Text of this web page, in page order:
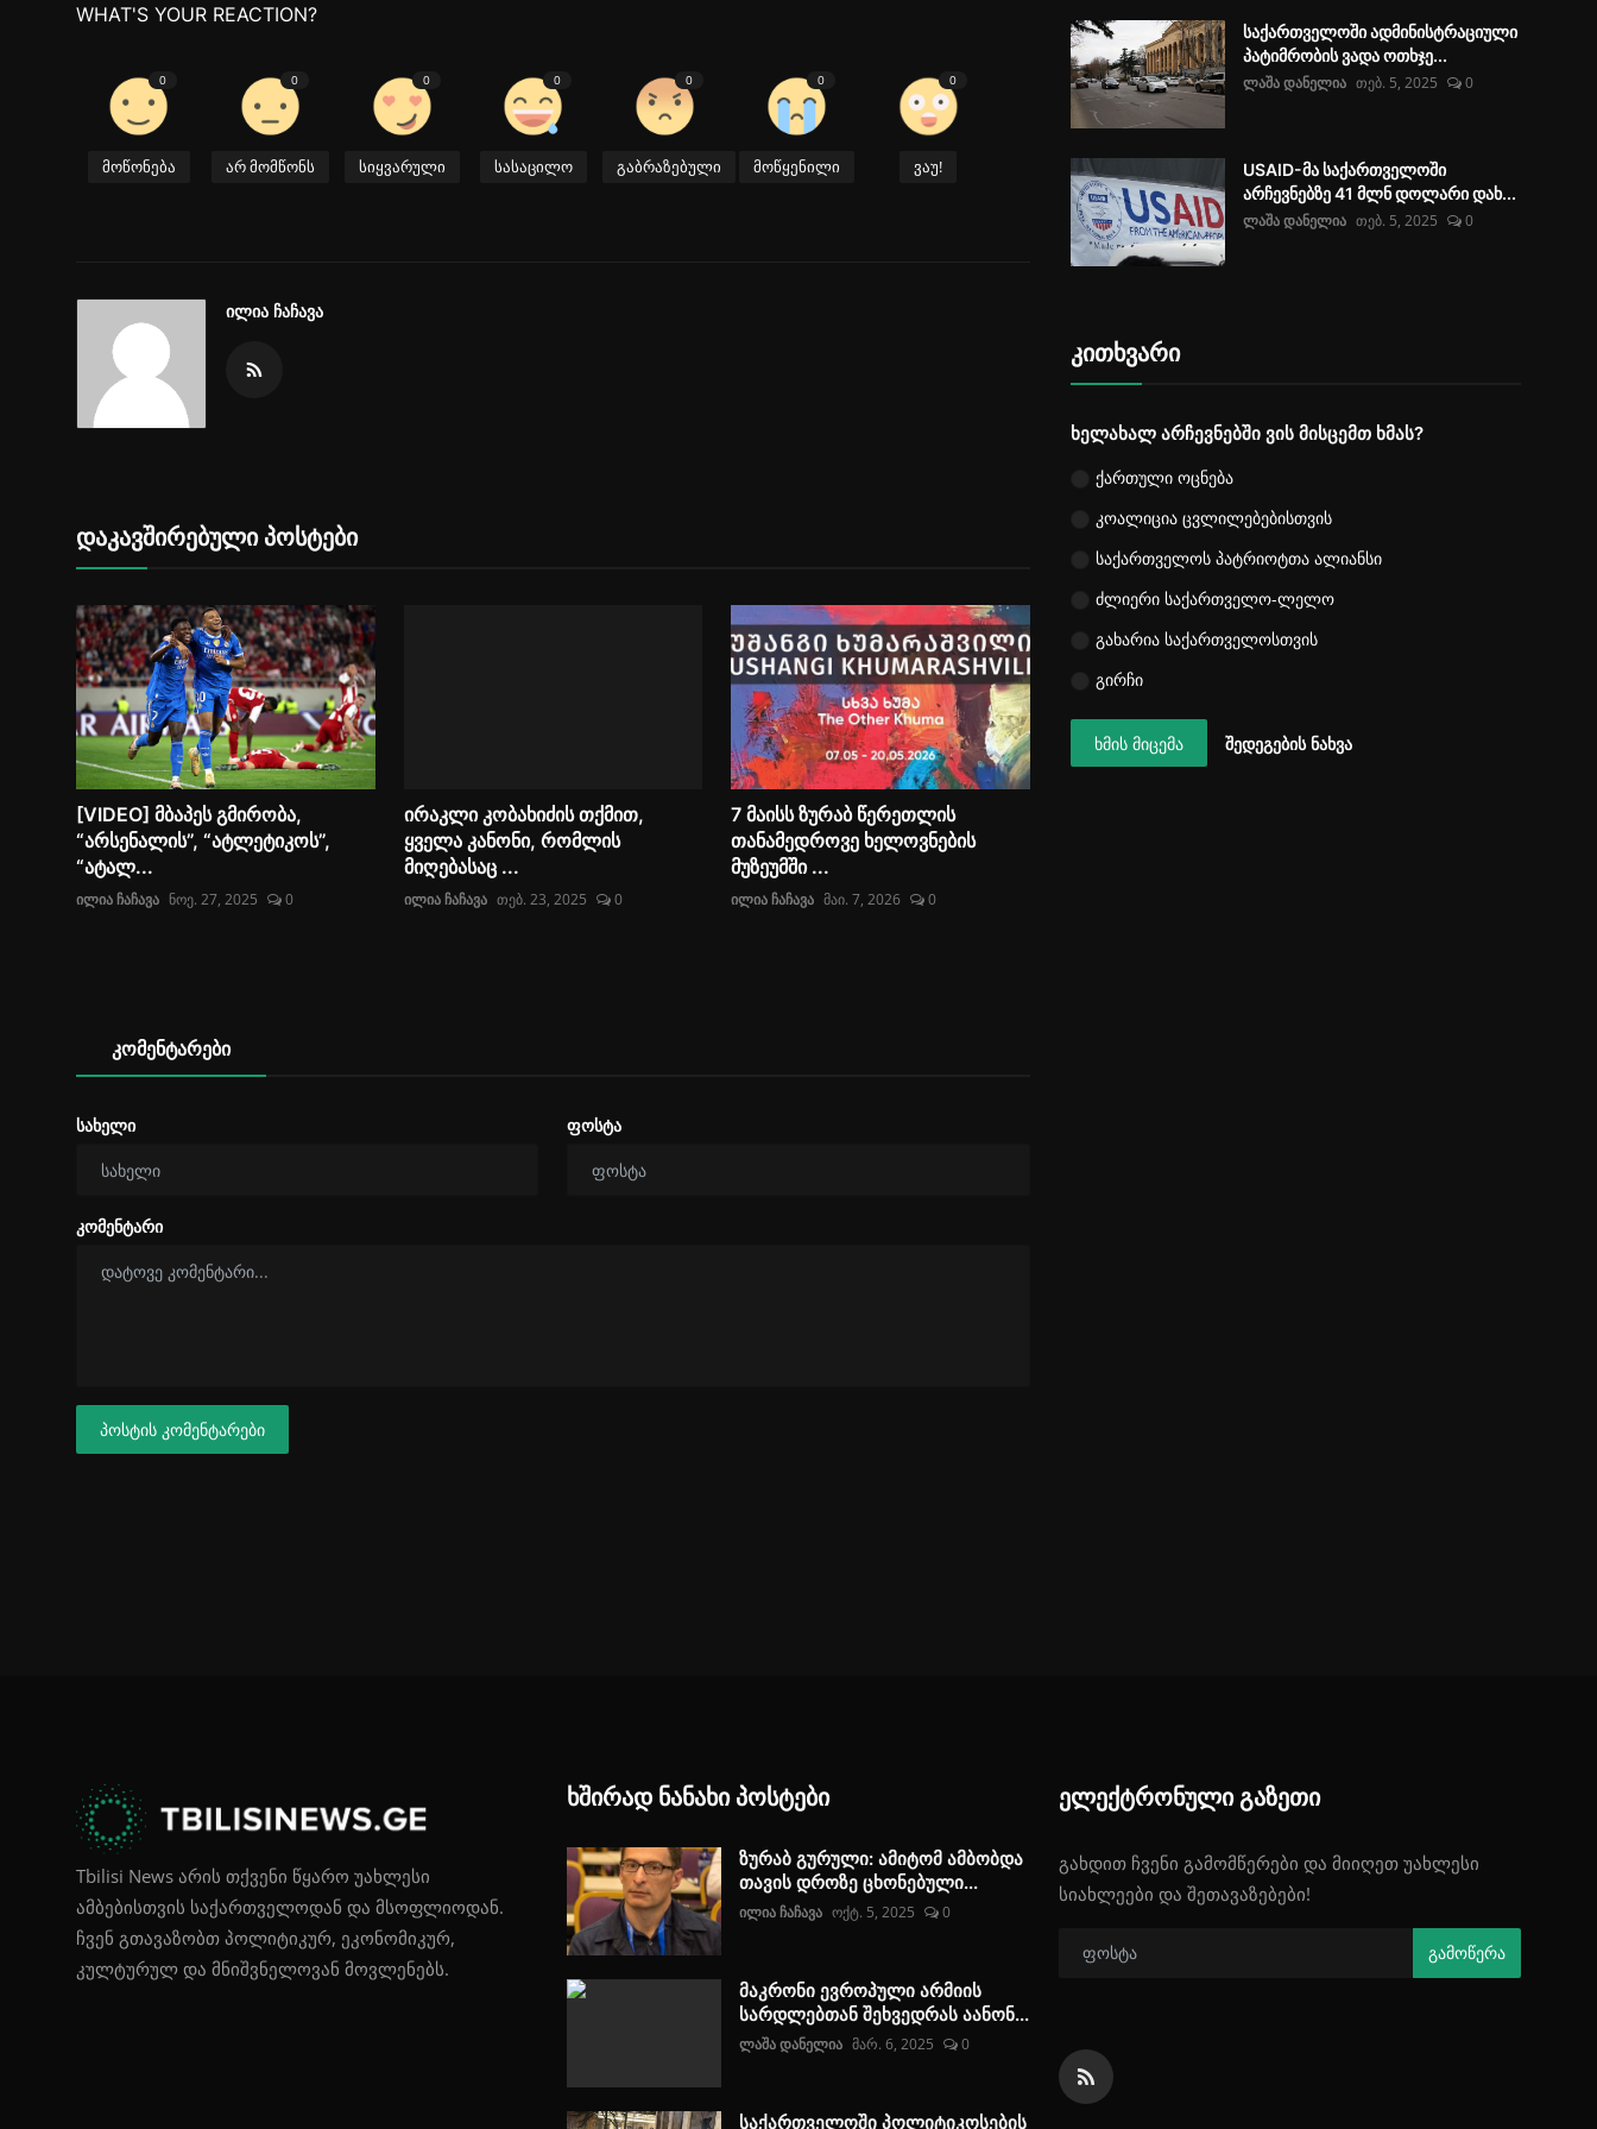
WHAT'S YOUR REACTION?
0
მოწონება
0
არ მომწონს
0
სიყვარული
0
სასაცილო
0
გაბრაზებული
0
მოწყენილი
0
ვაუ!
ილია ჩაჩავა
დაკავშირებული პოსტები
[VIDEO] მბაპეს გმირობა,
“არსენალის”, “ატლეტიკოს”,
“ატალ...
ილია ჩაჩავა ნოე. 27, 2025 0
ირაკლი კობახიძის თქმით,
ყველა კანონი, რომლის
მიღებასაც ...
ილია ჩაჩავა თებ. 23, 2025 0
7 მაისს ზურაბ წერეთლის
თანამედროვე ხელოვნების
მუზეუმში ...
ილია ჩაჩავა მაი. 7, 2026 0
კომენტარები
სახელი ფოსტა
კომენტარი
პოსტის კომენტარები
საქართველოში ადმინისტრაციული
პატიმრობის ვადა ოთხჯე...
ლაშა დანელია თებ. 5, 2025 0
USAID-მა საქართველოში
არჩევნებზე 41 მლნ დოლარი დახ...
ლაშა დანელია თებ. 5, 2025 0
კითხვარი
ხელახალ არჩევნებში ვის მისცემთ ხმას?
ქართული ოცნება
კოალიცია ცვლილებებისთვის
საქართველოს პატრიოტთა ალიანსი
ძლიერი საქართველო-ლელო
გახარია საქართველოსთვის
გირჩი
ხმის მიცემა შედეგების ნახვა
Tbilisi News არის თქვენი წყარო უახლესი
ამბებისთვის საქართველოდან და მსოფლიოდან.
ჩვენ გთავაზობთ პოლიტიკურ, ეკონომიკურ,
კულტურულ და მნიშვნელოვან მოვლენებს.
ხშირად ნანახი პოსტები
ზურაბ გურული: ამიტომ ამბობდა
თავის დროზე ცხონებული...
ილია ჩაჩავა ოქტ. 5, 2025 0
მაკრონი ევროპული არმიის
სარდლებთან შეხვედრას აანონ...
ლაშა დანელია მარ. 6, 2025 0
საქართველოში პოლიტიკოსების
ელექტრონული გაზეთი
გახდით ჩვენი გამომწერები და მიიღეთ უახლესი
სიახლეები და შეთავაზებები!
გამოწერა